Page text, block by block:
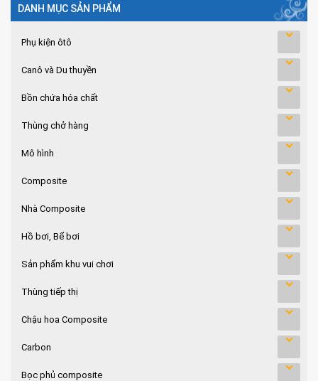
DANH MỤC SẢN PHẨM
Phụ kiện ôtô
Canô và Du thuyền
Bồn chứa hóa chất
Thùng chở hàng
Mô hình
Composite
Nhà Composite
Hồ bơi, Bể bơi
Sản phẩm khu vui chơi
Thùng tiếp thị
Chậu hoa Composite
Carbon
Bọc phủ composite